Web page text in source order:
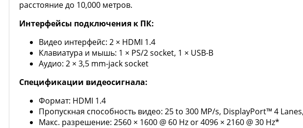
расстояние до 10,000 метров.
Интерфейсы подключения к ПК:
Видео интерфейс: 2 × HDMI 1.4
Клавиатура и мышь: 1 × PS/2 socket, 1 × USB-B
Аудио: 2 × 3,5 mm-jack socket
Спецификации видеосигнала:
Формат: HDMI 1.4
Пропускная способность видео: 25 to 300 MP/s, DisplayPort™ 4
Макс. разрешение: 2560 × 1600 @ 60 Hz or 4096 × 2160 @ 30 Hz*